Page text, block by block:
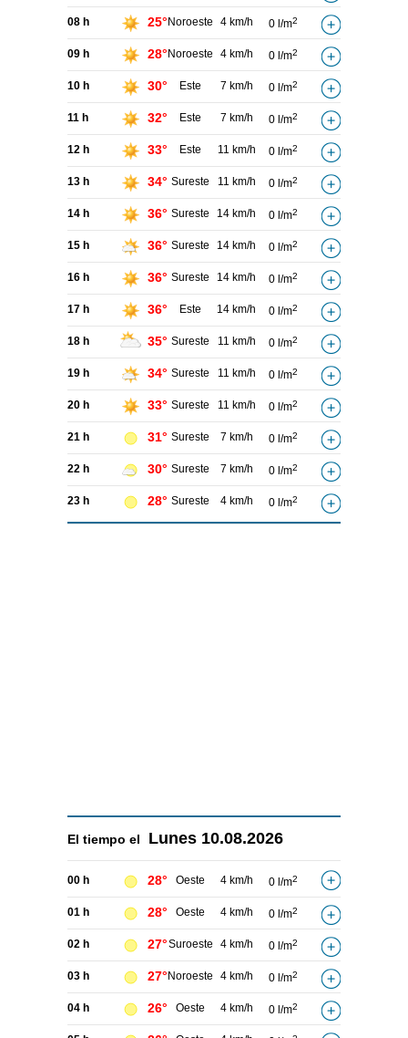
08 h 25° Noroeste 4 km/h 0 l/m2
09 h 28° Noroeste 4 km/h 0 l/m2
10 h 30° Este 7 km/h 0 l/m2
11 h 32° Este 7 km/h 0 l/m2
12 h 33° Este 11 km/h 0 l/m2
13 h 34° Sureste 11 km/h 0 l/m2
14 h 36° Sureste 14 km/h 0 l/m2
15 h 36° Sureste 14 km/h 0 l/m2
16 h 36° Sureste 14 km/h 0 l/m2
17 h 36° Este 14 km/h 0 l/m2
18 h 35° Sureste 11 km/h 0 l/m2
19 h 34° Sureste 11 km/h 0 l/m2
20 h 33° Sureste 11 km/h 0 l/m2
21 h 31° Sureste 7 km/h 0 l/m2
22 h 30° Sureste 7 km/h 0 l/m2
23 h 28° Sureste 4 km/h 0 l/m2
El tiempo el Lunes 10.08.2026
00 h 28° Oeste 4 km/h 0 l/m2
01 h 28° Oeste 4 km/h 0 l/m2
02 h 27°Suroeste 4 km/h 0 l/m2
03 h 27° Noroeste 4 km/h 0 l/m2
04 h 26° Oeste 4 km/h 0 l/m2